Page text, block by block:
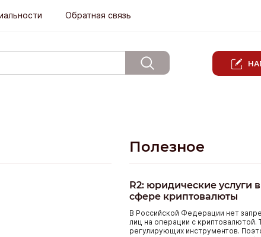
Обратная связь
Полезное
R2: юридические услуги в
сфере криптовалюты
В Российской Федерации нет
лиц на операции с криптовалютой.
регулирующих инструментов.